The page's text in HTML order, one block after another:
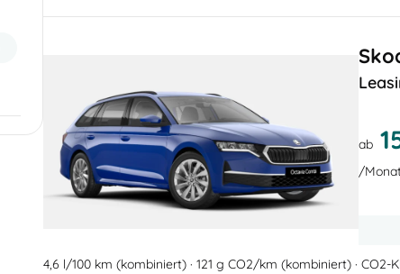
ab
/
4,6 l/100 km (kombiniert) · 121 g CO2/km (kombiniert) · CO2-